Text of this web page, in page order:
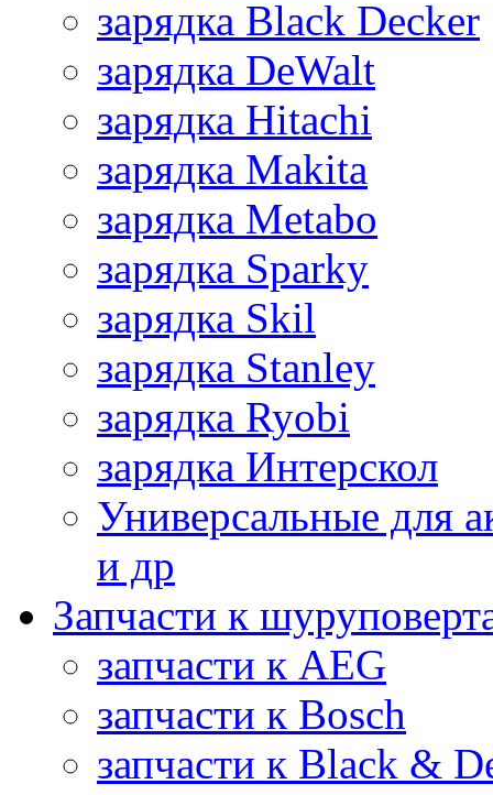
зарядка Black Decker
зарядка DeWalt
зарядка Hitachi
зарядка Makita
зарядка Metabo
зарядка Sparky
зарядка Skil
зарядка Stanley
зарядка Ryobi
зарядка Интерскол
Универсальные для
и др
Запчасти к
запчасти к AEG
запчасти к Bosch
запчасти к Black &